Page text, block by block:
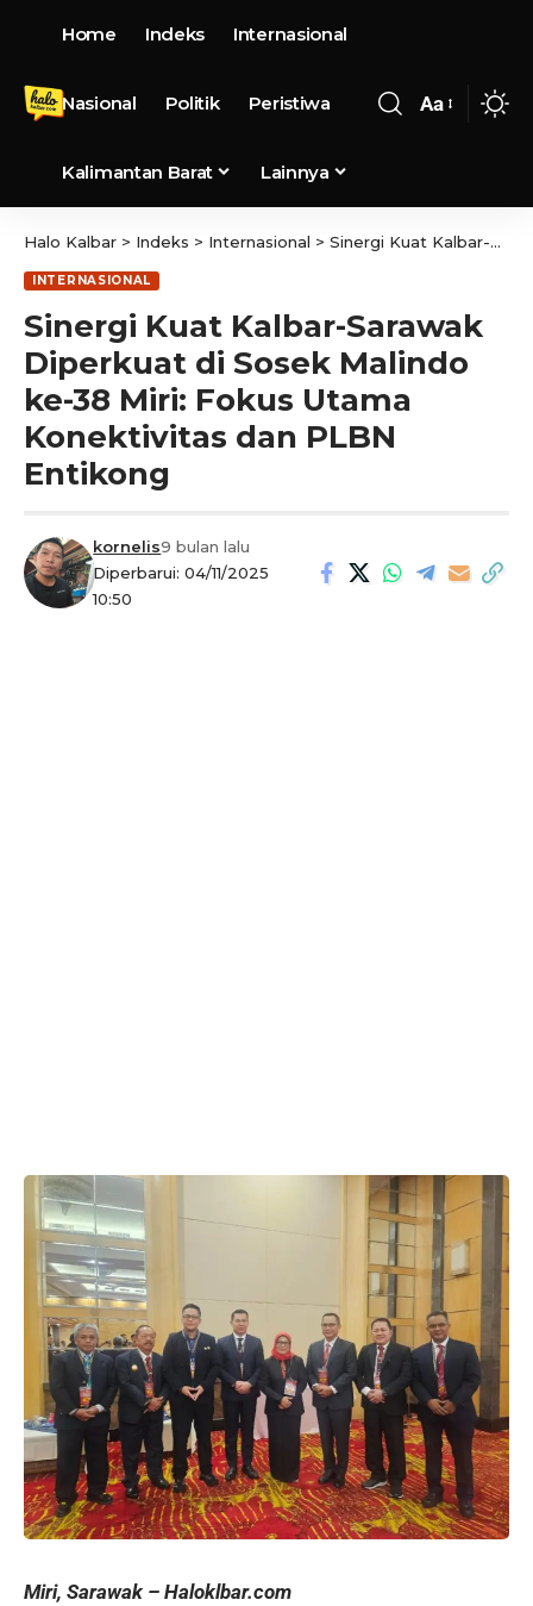
Home Indeks Internasional
Nasional Politik Peristiwa
Kalimantan Barat Lainnya
Aa
Halo Kalbar > Indeks > Internasional > Sinergi Kuat Kalbar-Sarawak Diperkuat di Sosek Malindo ke-38 Miri: Fokus Utama Konektivitas dan PLBN Entikong
INTERNASIONAL
Sinergi Kuat Kalbar-Sarawak
Diperkuat di Sosek Malindo
ke-38 Miri: Fokus Utama
Konektivitas dan PLBN
Entikong
Diperbarui: 04/11/2025
10:50
kornelis9 bulan lalu
Miri, Sarawak – Haloklbar.com